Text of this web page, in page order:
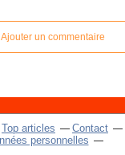
Ajouter un commentaire
Top articles
Contact
personnelles